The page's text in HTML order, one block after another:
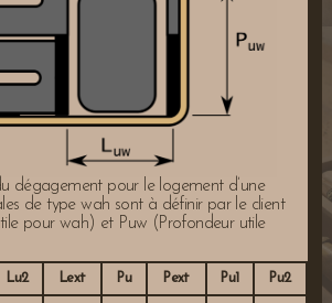
dégagement pour le logement d’une
de type wah sont à définir par le client
pour wah) et Puw (Profondeur utile
Lu2 Lext Pu Pext Pu1 Pu2